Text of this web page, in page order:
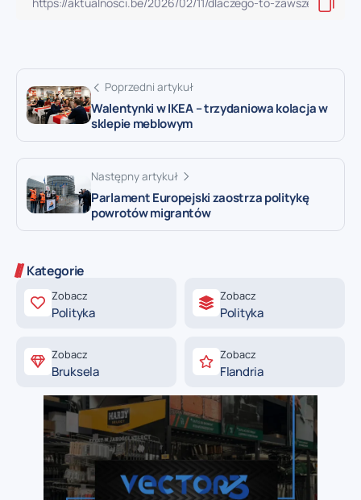
Poprzedni artykuł
Walentynki w IKEA – trzydaniowa kolacja w
sklepie meblowym
Następny artykuł
Parlament Europejski zaostrza politykę
powrotów migrantów
Kategorie
Zobacz
Polityka
Zobacz
Polityka
Zobacz
Bruksela
Zobacz
Flandria